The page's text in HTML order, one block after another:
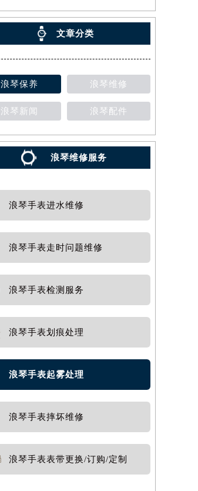
文章分类
浪琴保养 浪琴维修
浪琴新闻 浪琴配件
浪琴维修服务
浪琴手表进水维修
浪琴手表走时问题维修
浪琴手表检测服务
浪琴手表划痕处理
浪琴手表起雾处理
浪琴手表摔坏维修
浪琴手表表带更换/订购/定制